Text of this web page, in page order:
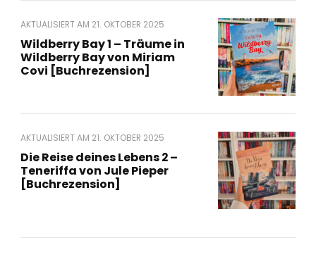
AKTUALISIERT AM 21. OKTOBER 2025
Wildberry Bay 1 – Träume in
Wildberry Bay von Miriam
Covi [Buchrezension]
AKTUALISIERT AM 21. OKTOBER 2025
Die Reise deines Lebens 2 –
Teneriffa von Jule Pieper
[Buchrezension]